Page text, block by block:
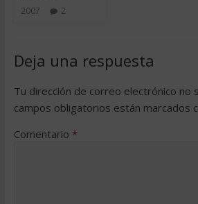
2007
2
Deja una respuesta
Tu dirección de correo electrónico no
campos obligatorios están marcados
Comentario *